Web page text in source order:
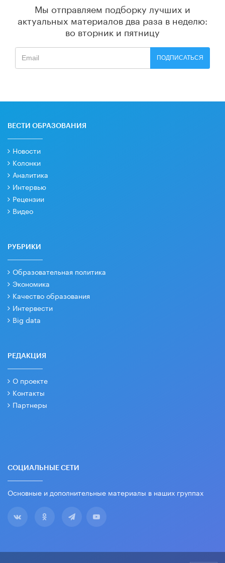
Мы отправляем подборку лучших и
актуальных материалов два раза в неделю:
во вторник и пятницу
ПОДПИСАТЬСЯ
ВЕСТИ ОБРАЗОВАНИЯ
Новости
Колонки
Аналитика
Интервью
Рецензии
Видео
РУБРИКИ
Образовательная политика
Экономика
Качество образования
Интервести
Big data
РЕДАКЦИЯ
О проекте
Контакты
Партнеры
СОЦИАЛЬНЫЕ СЕТИ
Основные и дополнительные материалы в наших группах